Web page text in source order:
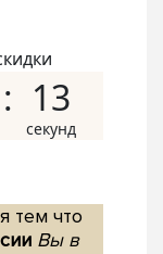
12
тем что
Вы в